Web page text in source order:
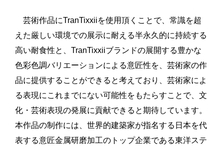
芸術作品にTranTixxiiを使用頂くことで、常識を超
えた厳しい環境での展示に耐える半永久的に持続する
高い耐食性と、TranTixxiiブランドの展開する豊かな
色彩色調バリエーションによる意匠性を、芸術家の作
品に提供することができると考えており、芸術家によ
る表現にこれまでにない可能性をもたらすことで、文
化・芸術表現の発展に貢献できると期待しています。
本作品の制作には、世界的建築家が指名する日本を代
表する意匠金属研磨加工のトップ企業である東洋ステ